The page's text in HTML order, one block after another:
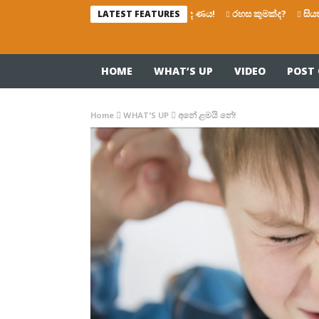
LATEST FEATURES
රෙද්දෙ ණය! රහස කුමක්ද? සියතින්
HOME WHAT’S UP VIDEO POST
Home WHAT'S UP අනේ ළමයි නේ!